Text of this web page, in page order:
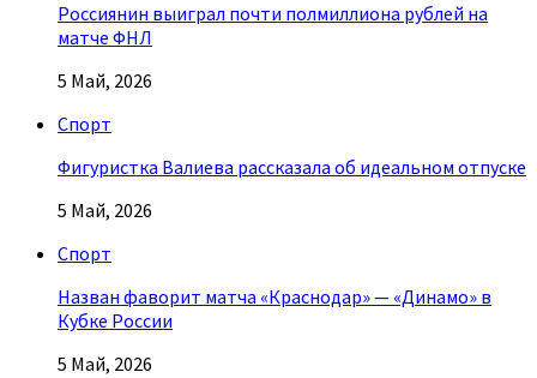
Россиянин выиграл почти полмиллиона рублей на
матче ФНЛ
5 Май, 2026
Спорт
Фигуристка Валиева рассказала об идеальном отпуске
5 Май, 2026
Спорт
Назван фаворит матча «Краснодар» — «Динамо» в
Кубке России
5 Май, 2026